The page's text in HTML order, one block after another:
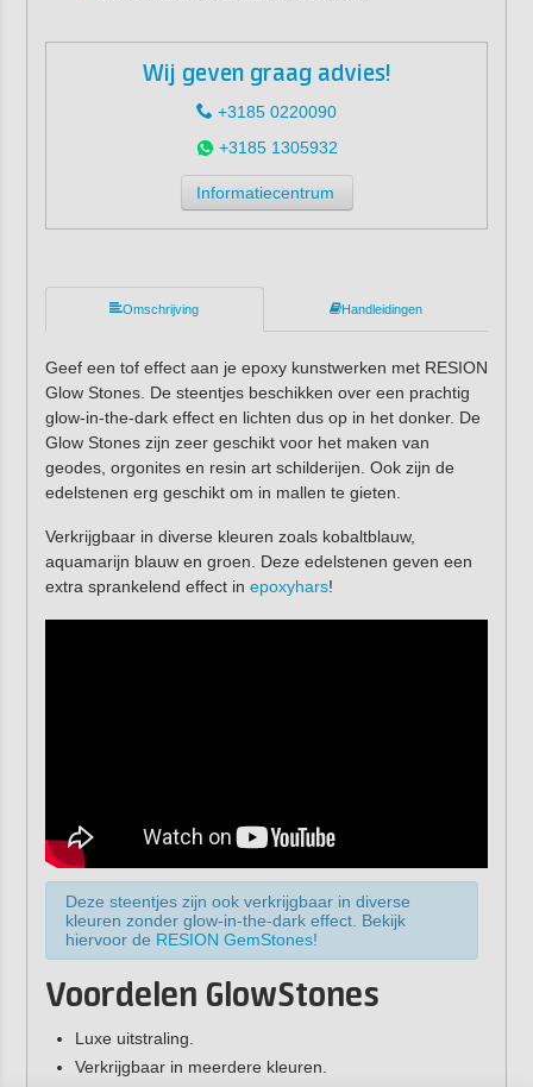
Wij geven graag advies!
+3185 0220090
+3185 1305932
Informatiecentrum
Omschrijving Handleidingen
Geef een tof effect aan je epoxy kunstwerken met RESION
Glow Stones. De steentjes beschikken over een prachtig
glow-in-the-dark effect en lichten dus op in het donker. De
Glow Stones zijn zeer geschikt voor het maken van
geodes, orgonites en resin art schilderijen. Ook zijn de
edelstenen erg geschikt om in mallen te gieten.
Verkrijgbaar in diverse kleuren zoals kobaltblauw,
aquamarijn blauw en groen. Deze edelstenen geven een
extra sprankelend effect in epoxyhars!
Deze steentjes zijn ook verkrijgbaar in diverse
kleuren zonder glow-in-the-dark effect. Bekijk
hiervoor de RESION GemStones!
Voordelen GlowStones
Luxe uitstraling.
Verkrijgbaar in meerdere kleuren.